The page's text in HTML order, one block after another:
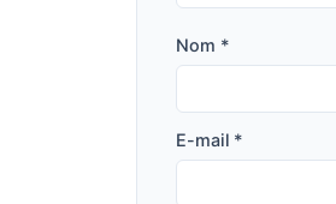
Nom *
E-mail *